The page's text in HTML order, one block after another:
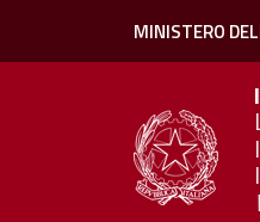
MINISTERO